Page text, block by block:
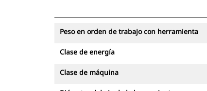
Peso en orden de trabajo con herramienta
Clase de energía
Clase de máquina